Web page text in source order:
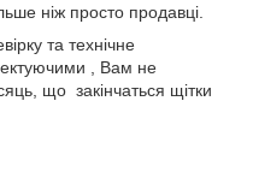
ніж просто продавці.
та технічне
, Вам не
що закінчаться щітки